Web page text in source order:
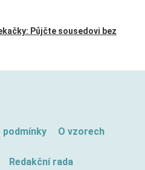
Půjčte sousedovi bez
podmínky O vzorech
Redakční rada